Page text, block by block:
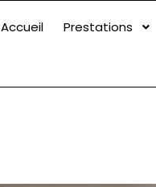
Accueil Prestations